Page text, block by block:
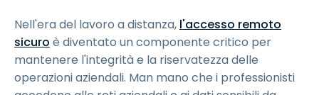
Nell'era del lavoro a distanza, l'accesso remoto
sicuro è diventato un componente critico per
mantenere l'integrità e la riservatezza delle
operazioni aziendali. Man mano che i professionisti